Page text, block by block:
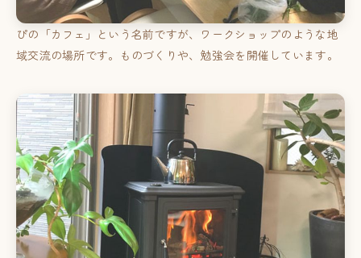
ぴの「カフェ」という名前ですが、ワークショップのような地
域交流の場所です。ものづくりや、勉強会を開催しています。